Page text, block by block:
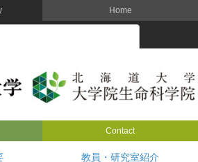
Home
Contact
教員・研究室紹介